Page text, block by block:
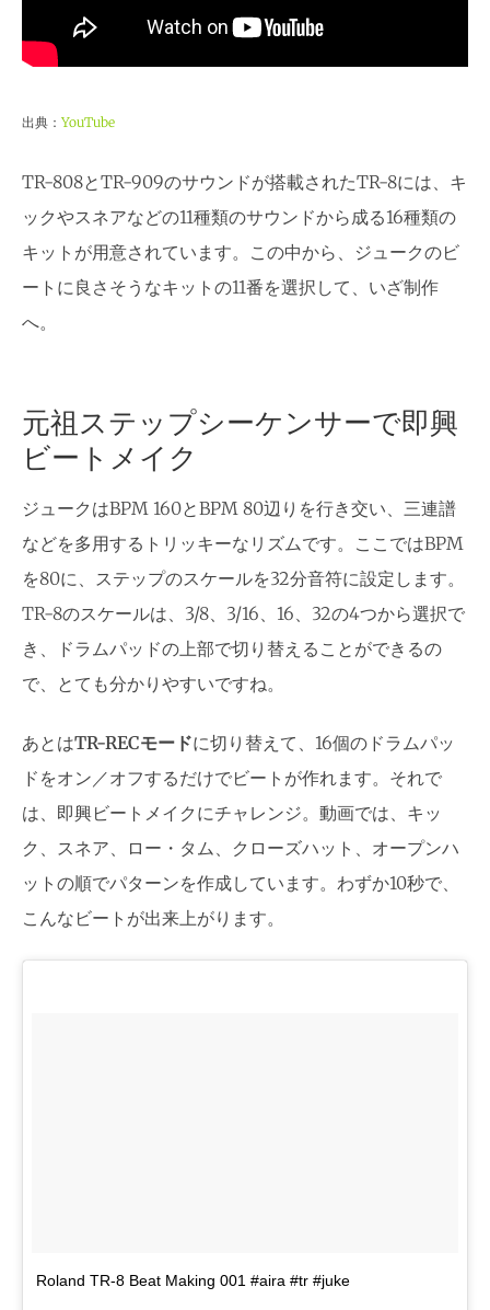
出典： YouTube
TR-808とTR-909のサウンドが搭載されたTR-8には、キ
ックやスネアなどの11種類のサウンドから成る16種類の
キットが用意されています。この中から、ジュークのビ
ートに良さそうなキットの11番を選択して、いざ制作
へ。
元祖ステップシーケンサーで即興
ビートメイク
ジュークはBPM 160とBPM 80辺りを行き交い、三連譜
などを多用するトリッキーなリズムです。ここではBPM
を80に、ステップのスケールを32分音符に設定します。
TR-8のスケールは、3/8、3/16、16、32の4つから選択で
き、ドラムパッドの上部で切り替えることができるの
で、とても分かりやすいですね。
あとはTR-RECモードに切り替えて、16個のドラムパッ
ドをオン／オフするだけでビートが作れます。それで
は、即興ビートメイクにチャレンジ。動画では、キッ
ク、スネア、ロー・タム、クローズハット、オープンハ
ットの順でパターンを作成しています。わずか10秒で、
こんなビートが出来上がります。
Roland TR-8 Beat Making 001 #aira #tr #juke